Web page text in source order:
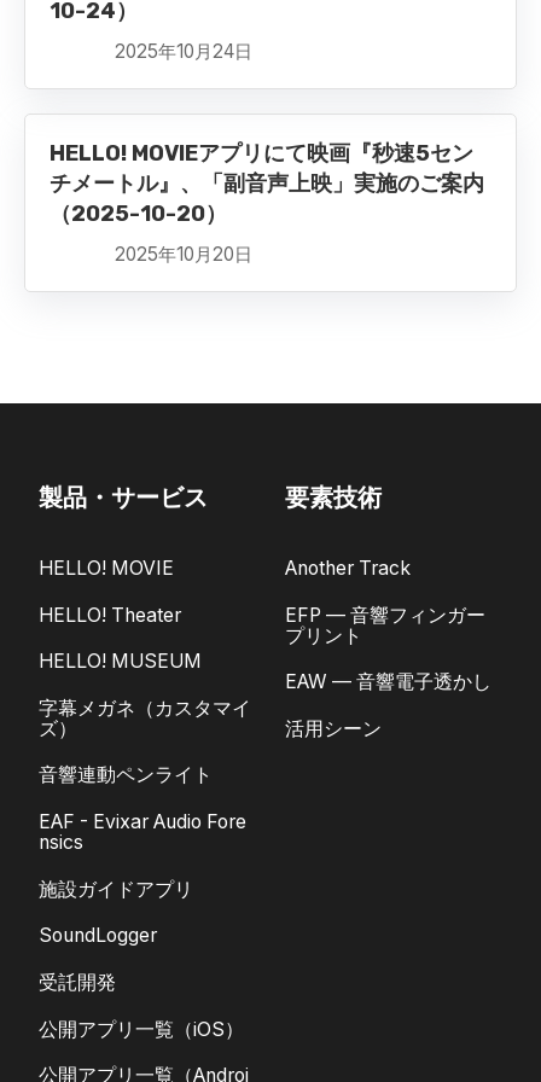
10-24）
2025年10月24日
HELLO! MOVIEアプリにて映画『秒速5セン
チメートル』、「副音声上映」実施のご案内
（2025-10-20）
2025年10月20日
製品・サービス
HELLO! MOVIE
HELLO! Theater
HELLO! MUSEUM
字幕メガネ（カスタマイ
ズ）
音響連動ペンライト
EAF - Evixar Audio Fore
nsics
施設ガイドアプリ
SoundLogger
受託開発
公開アプリ一覧（iOS）
公開アプリ一覧（Androi
要素技術
Another Track
EFP — 音響フィンガー
プリント
EAW — 音響電子透かし
活用シーン